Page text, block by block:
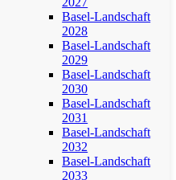
Basel-Landschaft
2028
Basel-Landschaft
2029
Basel-Landschaft
2030
Basel-Landschaft
2031
Basel-Landschaft
2032
Basel-Landschaft
2033